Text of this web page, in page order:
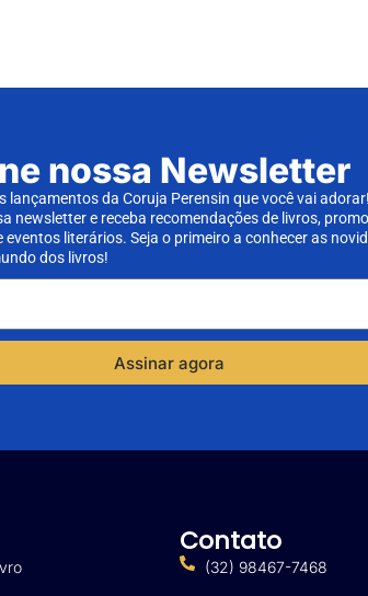
nossa Newsletter
lançamentos da Coruja Perensin que você vai adorar!
newsletter e receba recomendações de livros,
eventos literários. Seja o primeiro a conhecer as
dos livros!
Assinar agora
Contato
(32) 98467-7468